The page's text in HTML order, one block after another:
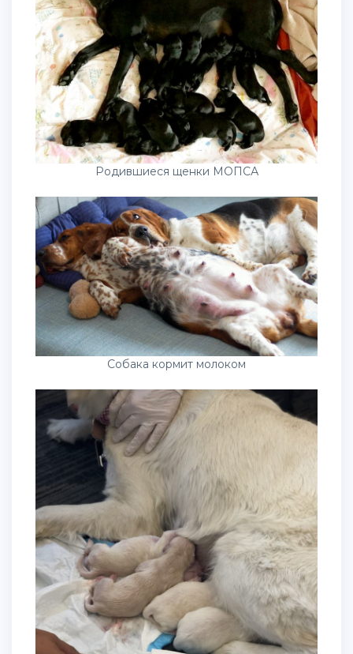
Родившиеся щенки МОПСА
Собака кормит молоком